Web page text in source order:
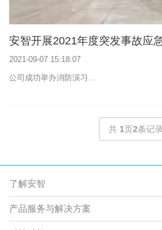
安智开展2021年度突发事故应
2021-09-07 15:18:07
公司成功举办消防演习...
共 1页2条记录
了解安智
产品服务与解决方案